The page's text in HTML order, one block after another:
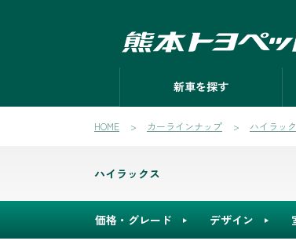
新車を探す
HOME カーラインナップ ハイラッ
ハイラックス
価格・グレード デザイン